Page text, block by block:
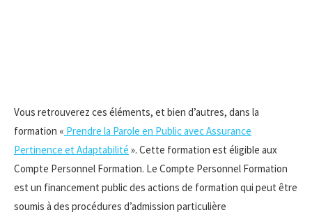
Vous retrouverez ces éléments, et bien d’autres, dans la
formation « Prendre la Parole en Public avec Assurance
Pertinence et Adaptabilité ». Cette formation est éligible aux
Compte Personnel Formation. Le Compte Personnel Formation
est un financement public des actions de formation qui peut être
soumis à des procédures d’admission particulière